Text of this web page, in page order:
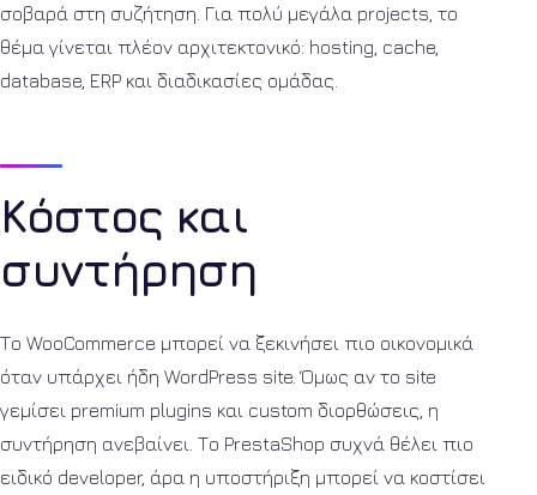
σοβαρά στη συζήτηση. Για πολύ μεγάλα projects, το
θέμα γίνεται πλέον αρχιτεκτονικό: hosting, cache,
database, ERP και διαδικασίες ομάδας.
Κόστος και
συντήρηση
Το WooCommerce μπορεί να ξεκινήσει πιο οικονομικά
όταν υπάρχει ήδη WordPress site. Όμως αν το site
γεμίσει premium plugins και custom διορθώσεις, η
συντήρηση ανεβαίνει. Το PrestaShop συχνά θέλει πιο
ειδικό developer, άρα η υποστήριξη μπορεί να κοστίσει